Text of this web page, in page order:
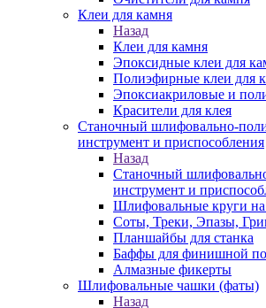
Клеи для камня
Назад
Клеи для камня
Эпоксидные клеи для
Полиэфирные клеи для
Эпоксиакриловые и
Красители для клея
Станочный шлифовально-
инструмент и приспособления
Назад
Станочный
инструмент и
Шлифовальные круги на
Соты, Треки, Эпазы,
Планшайбы для станка
Баффы для финишной
Алмазные фикерты
Шлифовальные чашки (фаты)
Назад